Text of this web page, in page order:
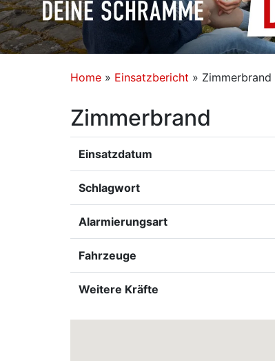
Home » Einsatzbericht » Zimmerbrand
Zimmerbrand
Einsatzdatum
Schlagwort
Alarmierungsart
Fahrzeuge
Weitere Kräfte